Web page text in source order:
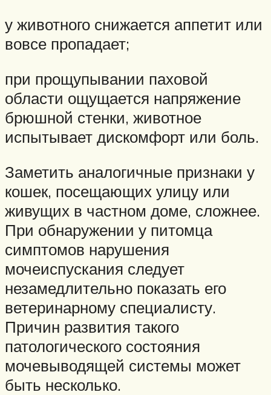
у животного снижается аппетит или
вовсе пропадает;
при прощупывании паховой
области ощущается напряжение
брюшной стенки, животное
испытывает дискомфорт или боль.
Заметить аналогичные признаки у
кошек, посещающих улицу или
живущих в частном доме, сложнее.
При обнаружении у питомца
симптомов нарушения
мочеиспускания следует
незамедлительно показать его
ветеринарному специалисту.
Причин развития такого
патологического состояния
мочевыводящей системы может
быть несколько.